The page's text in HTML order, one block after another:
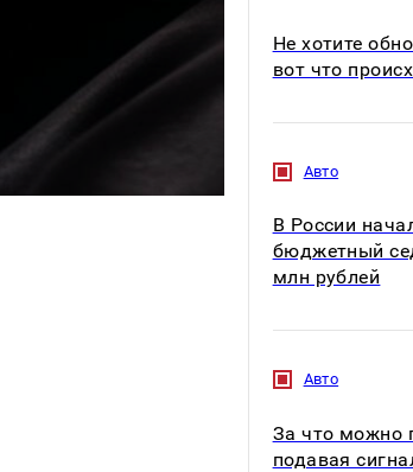
Не хотите
вот что
Авто
В России
бюджетный
млн рублей
Авто
За что можно
подавая